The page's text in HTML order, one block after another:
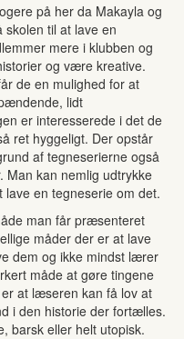
på her da Makayla og
til at lave en
mere i klubben og
og være kreative.
de en mulighed for at
lidt
er interesserede i det de
ret hyggeligt. Der opstår
af tegneserierne også
kan nemlig udtrykke
lave en tegneserie om det.
man får præsenteret
måder der er at lave
dem og ikke mindst lærer
måde at gøre tingene
at læseren kan få lov at
i den historie der fortælles.
barsk eller helt utopisk.